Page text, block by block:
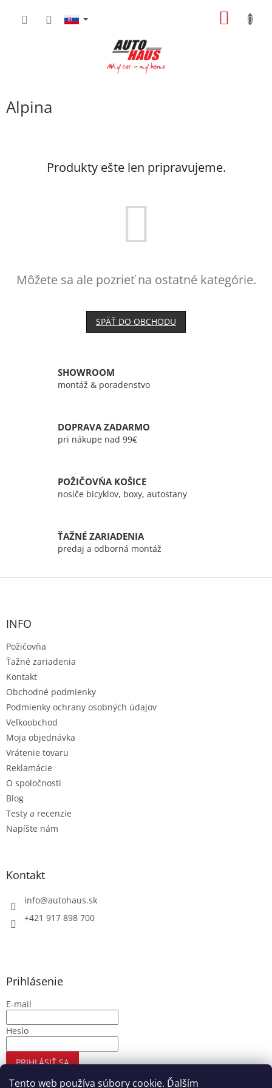
Tento web používa súbory cookie. Ďalším
Alpina
Produkty ešte len pripravujeme.
Môžete sa ale pozrieť na ostatné kategórie.
SPÄŤ DO OBCHODU
SHOWROOM
montáž & poradenstvo
DOPRAVA ZADARMO
pri nákupe nad 99€
POŽIČOVŃA KOŠICE
nosiče bicyklov, boxy, autostany
ŤAŽNÉ ZARIADENIA
predaj a odborná montáž
Z
INFO
Požičovňa
Ťažné zariadenia
Kontakt
Obchodné podmienky
Podmienky ochrany osobných údajov
Veľkoobchod
Moja objednávka
Vrátenie tovaru
Reklamácie
O spoločnosti
Blog
Testy a recenzie
Napíšte nám
Kontakt
info@autohaus.sk
+421 917 898 700
Prihlásenie
E-mail
Heslo
PRIHLÁSIŤ SA
Nová registrácia Zabudnuté heslo